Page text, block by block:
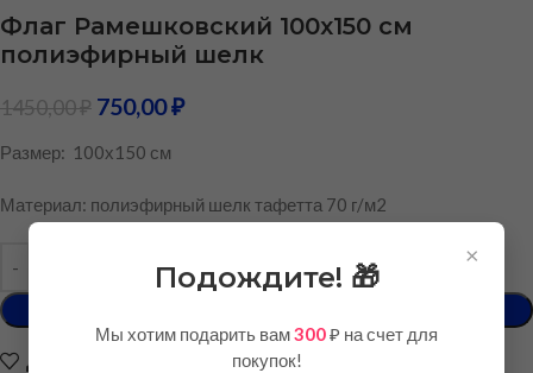
Флаг Рамешковский 100х150 см
полиэфирный шелк
1450,00₽ 750,00₽
Размер: 100х150 см
Материал: полиэфирный шелк тафетта 70 г/м2
Добавить в список желаний
×
Подождите! 🎁
Мы хотим подарить вам300₽ на счет для
покупок!